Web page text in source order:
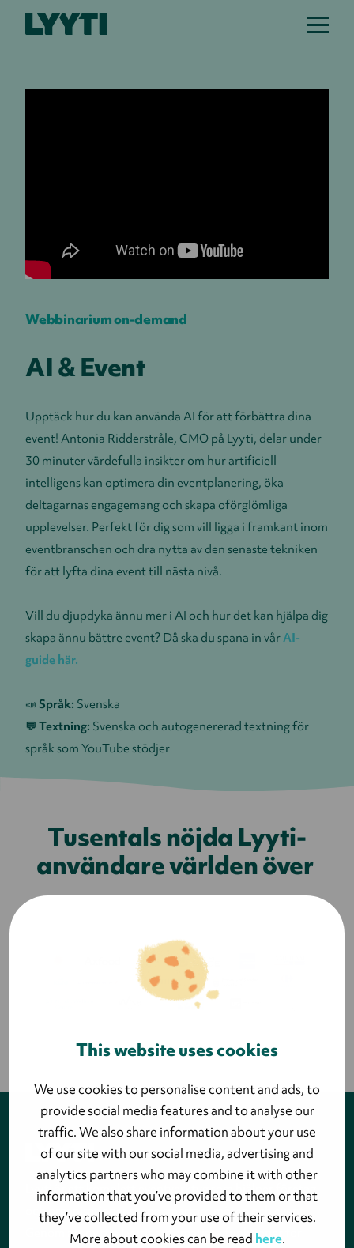
This website uses cookies
We use cookies to personalise content and ads, to
provide social media features and to analyse our
traffic. We also share information about your use
of our site with our social media, advertising and
analytics partners who may combine it with other
information that you’ve provided to them or that
they’ve collected from your use of their services.
More about cookies can be read here.
Webbinarium on-demand
AI & Event
Upptäck hur du kan använda AI för att förbättra dina
event! Antonia Ridderstråle, CMO på Lyyti, delar under
30 minuter värdefulla insikter om hur artificiell
intelligens kan optimera din eventplanering, öka
deltagarnas engagemang och skapa oförglömliga
upplevelser. Perfekt för dig som vill ligga i framkant inom
eventbranschen och dra nytta av den senaste tekniken
för att lyfta dina event till nästa nivå.
Vill du djupdyka ännu mer i AI och hur det kan hjälpa dig
skapa ännu bättre event? Då ska du spana in vårAI-
guide här.
📣 Språk: Svenska
💬 Textning: Svenska och autogenererad textning för
språk som YouTube stödjer
Tusentals nöjda Lyyti-
användare världen över
Lyyti är ett komplett eventverktyg som hjälper företag
och organisationer skapa smartare möten och event.
Genom att nyttja Lyytis automatiska funktioner för